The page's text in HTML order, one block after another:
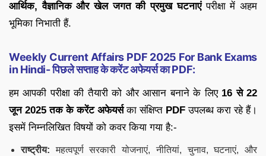
आर्थिक, वैज्ञानिक और खेल जगत की प्रमुख घटनाएंपरीक्षा में अहम
भूमिका निभाती हैं.
Weekly Current Affairs PDF 2025 For Bank Exams
in Hindi- पिछले सप्ताह के करेंट अफेयर्स का PDF:
हम आपकी परीक्षा की तैयारी को और आसान बनाने के लिए 16 से 22
जून 2025 तक के करेंट अफेयर्सका संक्षिप्त PDF उपलब्ध करा रहे हैं।
इसमें निम्नलिखित विषयों को कवर किया गया है:-
राष्ट्रीय: महत्वपूर्ण सरकारी योजनाएं, नीतियां, चुनाव, घटनाएं, और